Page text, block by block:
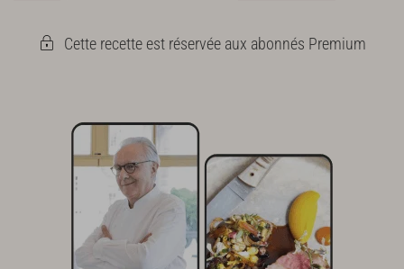
Cette recette est réservée aux abonnés Premium